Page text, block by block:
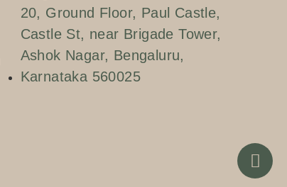
20, Ground Floor, Paul Castle,
Castle St, near Brigade Tower,
Ashok Nagar, Bengaluru,
Karnataka 560025